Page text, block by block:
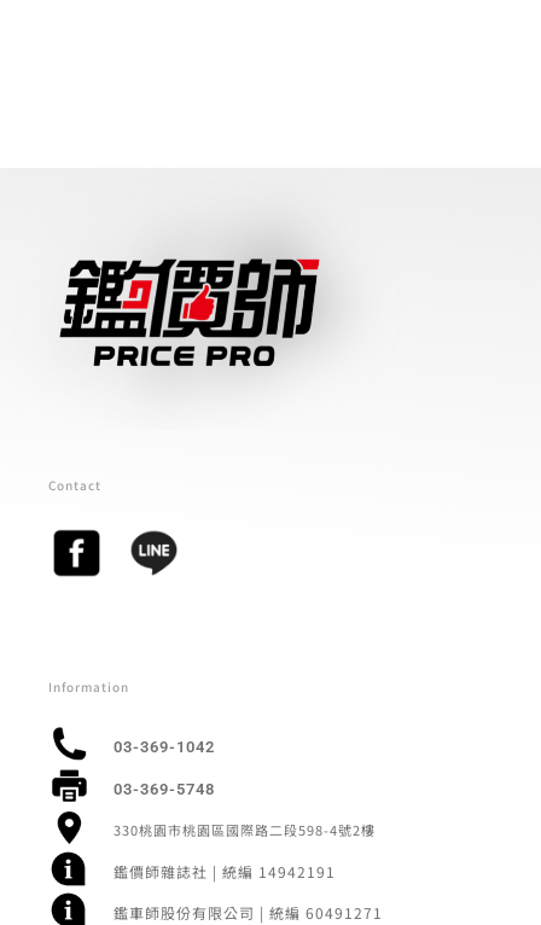
Contact
Information
03-369-1042
03-369-5748
330桃園市桃園區國際路二段598-4號2樓
鑑價師雜誌社 | 統編 14942191
鑑車師股份有限公司 | 統編 60491271